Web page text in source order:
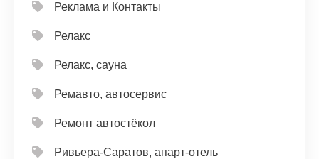
Реклама и Контакты
Релакс
Релакс, сауна
Ремавто, автосервис
Ремонт автостёкол
Ривьера-Саратов, апарт-отель